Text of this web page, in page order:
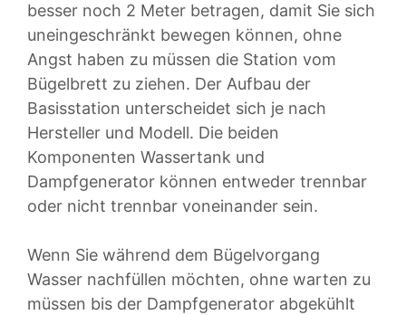
besser noch 2 Meter betragen, damit Sie sich
uneingeschränkt bewegen können, ohne
Angst haben zu müssen die Station vom
Bügelbrett zu ziehen. Der Aufbau der
Basisstation unterscheidet sich je nach
Hersteller und Modell. Die beiden
Komponenten Wassertank und
Dampfgenerator können entweder trennbar
oder nicht trennbar voneinander sein.
Wenn Sie während dem Bügelvorgang
Wasser nachfüllen möchten, ohne warten zu
müssen bis der Dampfgenerator abgekühlt